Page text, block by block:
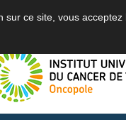
ce site, vous